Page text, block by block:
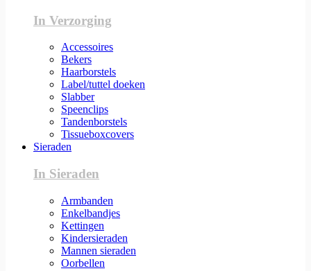
In Verzorging
Accessoires
Bekers
Haarborstels
Label/tuttel doeken
Slabber
Speenclips
Tandenborstels
Tissueboxcovers
Sieraden
In Sieraden
Armbanden
Enkelbandjes
Kettingen
Kindersieraden
Mannen sieraden
Oorbellen